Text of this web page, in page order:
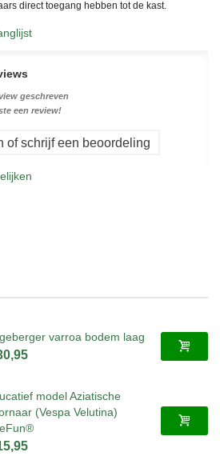
direct toegang hebben tot de kast.
geschreven
een review!
of schrijf een beoordeling
varroa bodem laag
model Aziatische
(Vespa Velutina)